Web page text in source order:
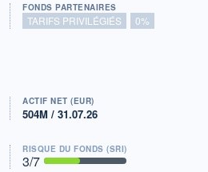
FONDS PARTENAIRES
TARIFS PRIVILÉGIÉS 0%
ACTIF NET (EUR)
504M / 31.07.26
RISQUE DU FONDS (SRI)
3/7